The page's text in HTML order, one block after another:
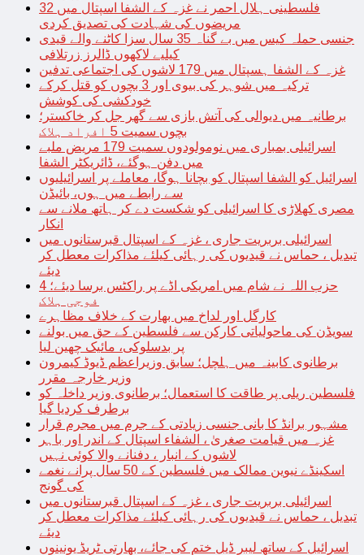
فلسطینی ہلال احمر نے غزہ کے الشفا اسپتال میں 32
مریضوں کی شہادت کی تصدیق کردی
جنسی حملہ کیس میں بے گناہ 35 سال سزا کاٹنے والے قیدی
کیلیے لاکھوں ڈالرز زرتلافی
غزہ کے الشفا ہسپتال میں 179 لاشوں کی اجتماعی تدفین
ترکیہ میں شوہر کی بیوی اور 3 بچوں کو قتل کرکے
خودکشی کی کوشش
برطانیہ میں دیوالی کی آتش بازی سے گھر جل کر خاکستر؛
بچوں سمیت 5 افراد ہلاک
اسرائیلی بمباری میں نومولودوں سمیت 179 مریض ملبے
میں دفن ہوگئے، ڈائریکٹر الشفا
اسرائیل کو الشفا اسپتال کو بچانا ہوگا، معاملے پر اسرائیلیوں
سے رابطے میں ہوں، بائیڈن
مصری کھلاڑی کا اسرائیلی کو شکست دے کر ہاتھ ملانے سے
انکار
اسرائیلی بربریت جاری ، غزہ کے اسپتال قبرستانوں میں
تبدیل ، حماس نے قیدیوں کی رہائی کیلئے مذاکرات معطل کر
دیئے
حزب اللہ نے شام میں امریکی اڈے پر راکٹس برسا دیئے؛ 4
فوجی ہلاک
کارگل اور لداخ میں بھارت کے خلاف مظاہرے
سویڈن کی ماحولیاتی کارکن سے فلسطین کے حق میں بولنے
پر بدسلوکی، مائیک چھین لیا
برطانوی کابینہ میں ہلچل؛ سابق وزیراعظم ڈیوڈ کیمرون
وزیر خارجہ مقرر
فلسطین ریلی پر طاقت کا استعمال؛ برطانوی وزیر داخلہ کو
برطرف کردیا گیا
مشہور برانڈ کا بانی جنسی زیادتی کے جرم میں مجرم قرار
غزہ میں قیامت صغریٰ ، الشفاء اسپتال کے اندر اور باہر
لاشوں کے انبار ، دفنانے والا کوئی نہیں
اسکینڈے نیوین ممالک میں فلسطین کے 50 سال پرانے نغمے
کی گونج
اسرائیلی بربریت جاری ، غزہ کے اسپتال قبرستانوں میں
تبدیل ، حماس نے قیدیوں کی رہائی کیلئے مذاکرات معطل کر
دیئے
اسرائیل کے ساتھ لیبر ڈیل ختم کی جائے، بھارتی ٹریڈ یونینوں